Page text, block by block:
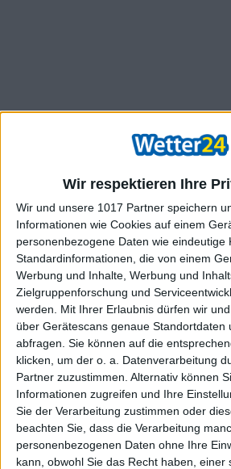
Wir respektieren Ihre
Wir und unsere 1017 Partner speichern
Informationen wie Cookies auf einem
personenbezogene Daten wie eindeutige
Standardinformationen, die von einem
Werbung und Inhalte, Werbung und
Zielgruppenforschung und
werden.
Mit Ihrer Erlaubnis dürfen wir
über Gerätescans genaue Standortdaten
abfragen. Sie können auf die
klicken, um der o. a. Datenverarbeitung
Partner zuzustimmen. Alternativ können
Informationen zugreifen und Ihre
Sie der Verarbeitung zustimmen oder
beachten Sie, dass die Verarbeitung
personenbezogenen Daten ohne Ihre
kann, obwohl Sie das Recht haben, einer